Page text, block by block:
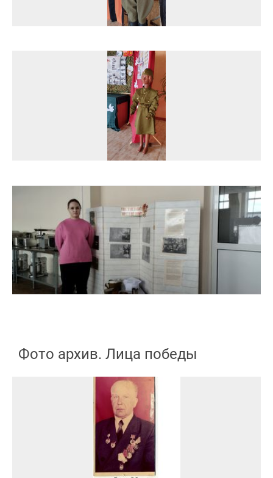
Фото архив. Лица победы